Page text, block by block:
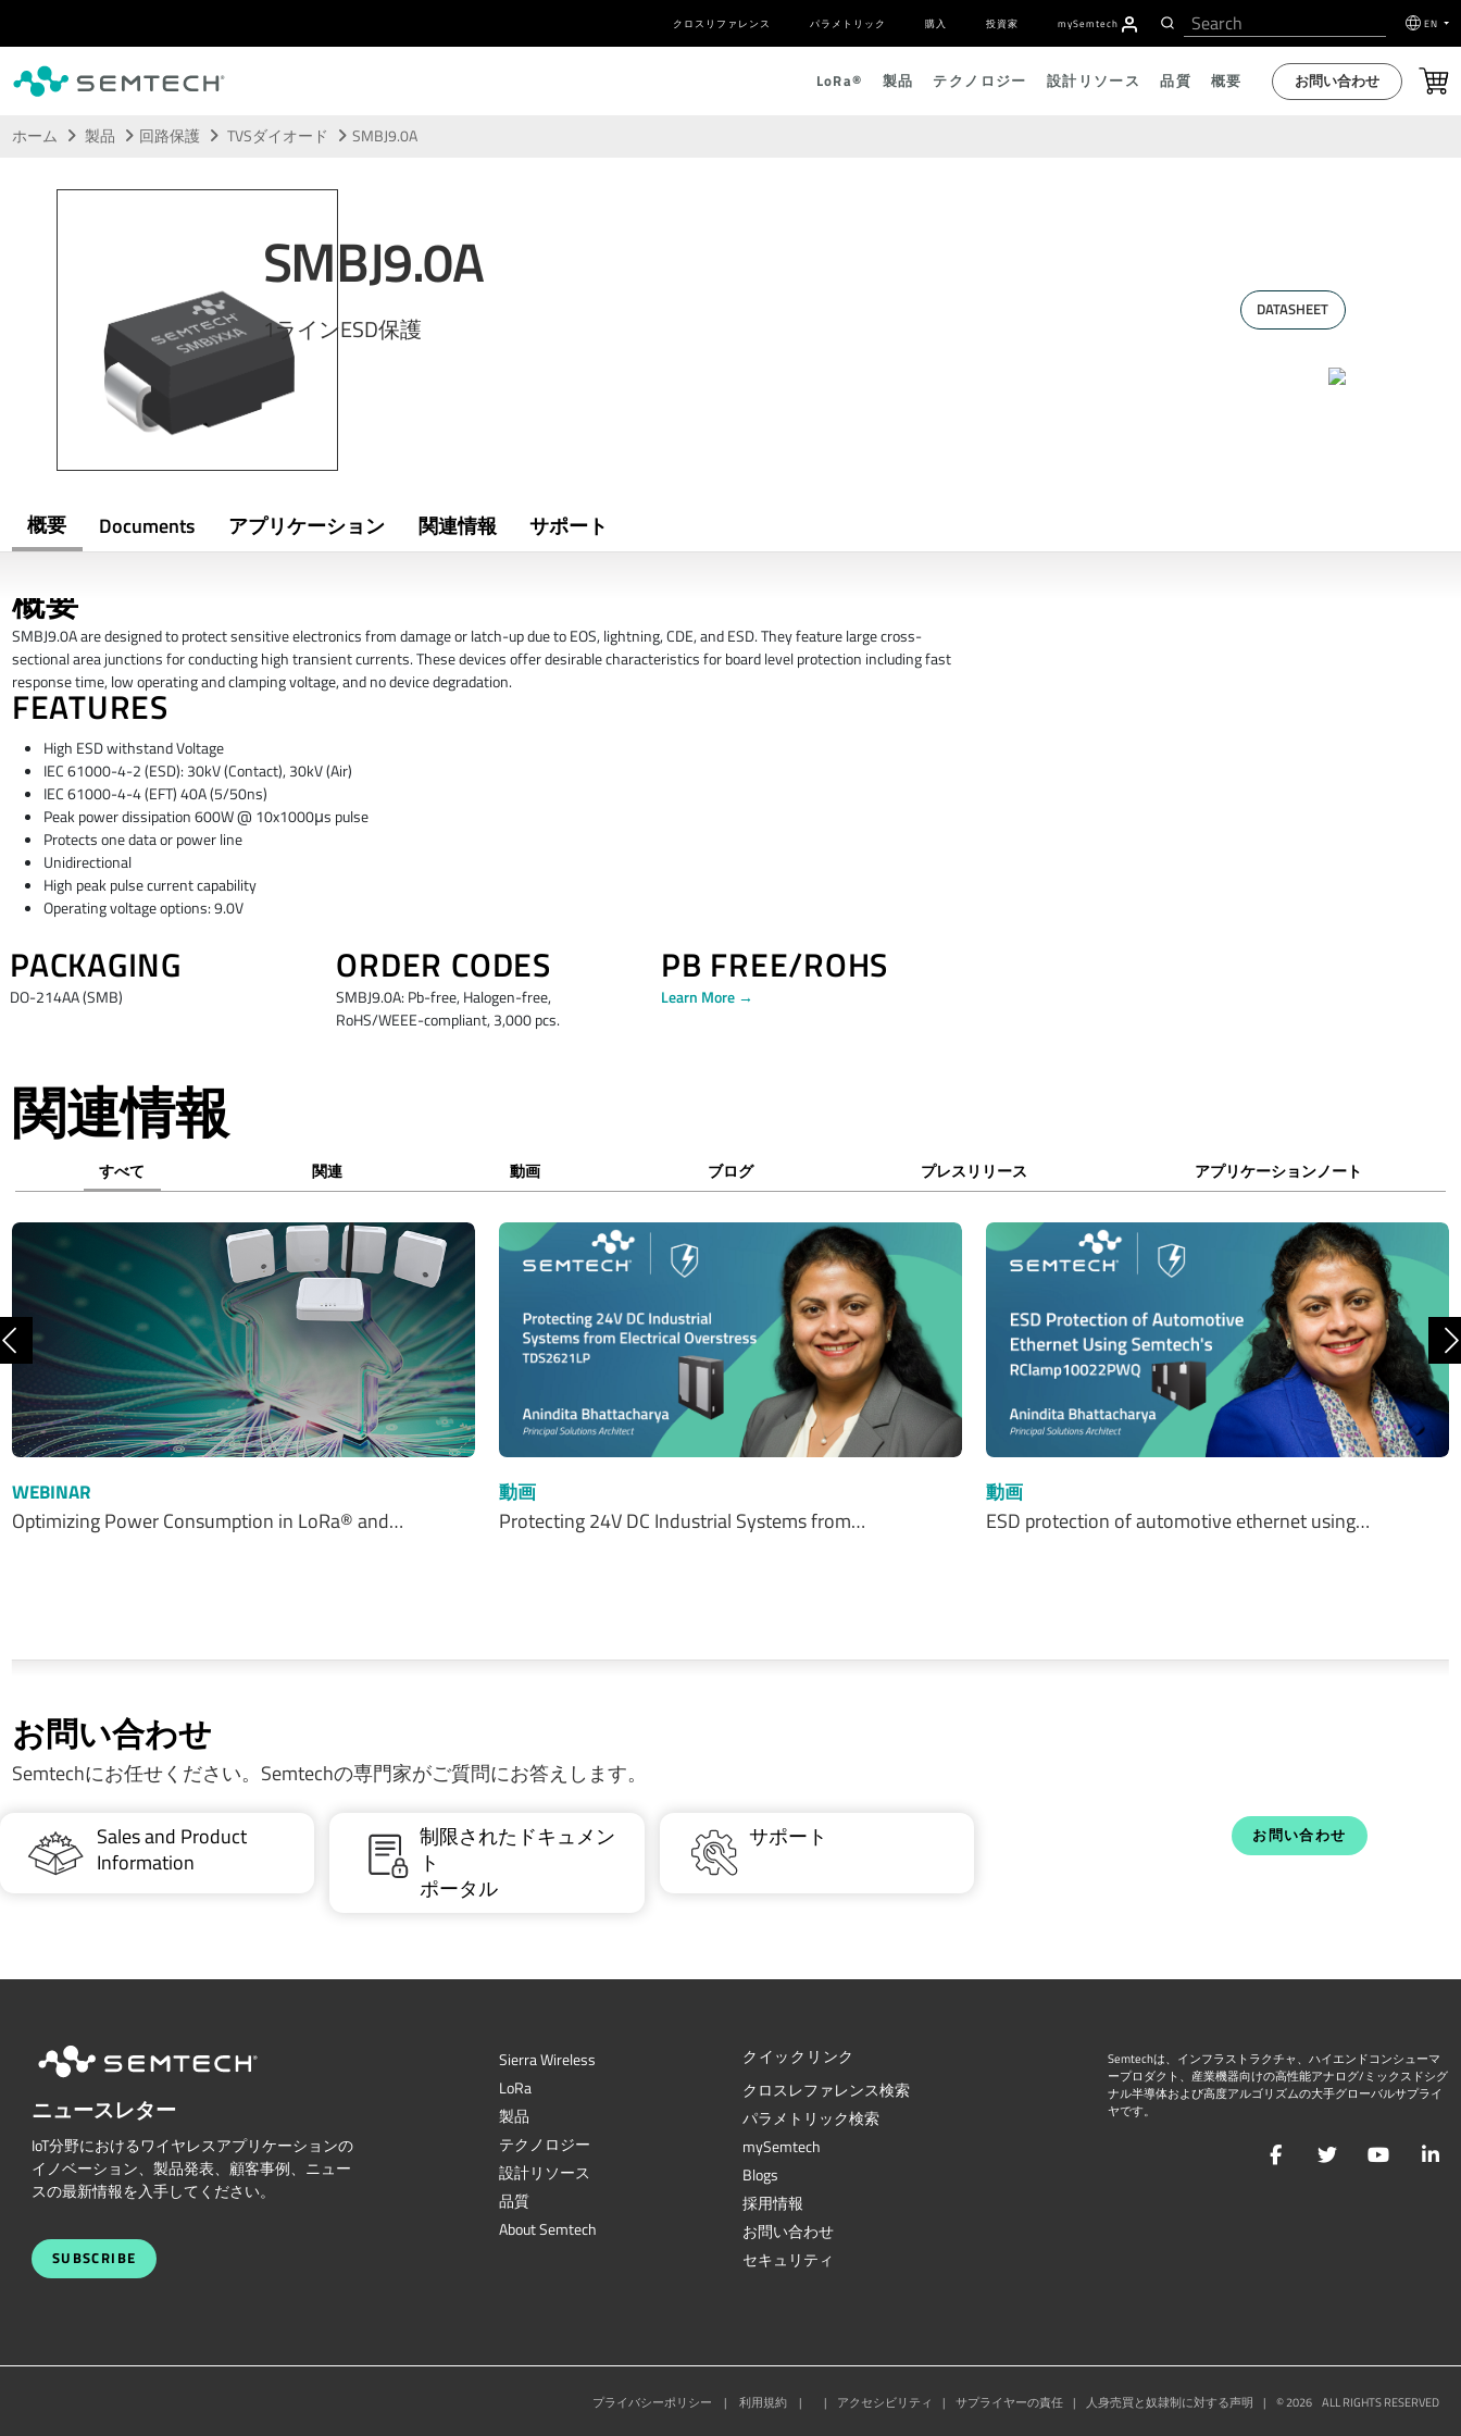
メインコンテンツにスキップ
クロスリファレンス パラメトリック 購入 投資家 mySemtech EN
LoRa® 製品 テクノロジー 設計リソース 品質 概要 お問い合わせ
ホーム 製品 回路保護 TVSダイオード SMBJ9.0A
SMBJ9.0A
1ラインESD保護
DATASHEET
概要 Documents アプリケーション 関連情報 サポート
概要
SMBJ9.0A are designed to protect sensitive electronics from damage or latch-up due to EOS, lightning, CDE, and ESD. They feature large cross-
sectional area junctions for conducting high transient currents. These devices offer desirable characteristics for board level protection including fast
response time, low operating and clamping voltage, and no device degradation.
FEATURES
High ESD withstand Voltage
IEC 61000-4-2 (ESD): 30kV (Contact), 30kV (Air)
IEC 61000-4-4 (EFT) 40A (5/50ns)
Peak power dissipation 600W @ 10x1000μs pulse
Protects one data or power line
Unidirectional
High peak pulse current capability
Operating voltage options: 9.0V
PACKAGING
DO-214AA (SMB)
ORDER CODES
SMBJ9.0A: Pb-free, Halogen-free,
RoHS/WEEE-compliant, 3,000 pcs.
PB FREE/ROHS
Learn More →
関連情報
すべて 関連 動画 ブログ プレスリリース アプリケーションノート
WEBINAR
Optimizing Power Consumption in LoRa® and…
動画
Protecting 24V DC Industrial Systems from…
動画
ESD protection of automotive ethernet using…
前へ
お問い合わせ
Semtechにお任せください。Semtechの専門家がご質問にお答えします。
Sales and Product
Information
制限されたドキュメン
ト
ポータル
サポート お問い合わせ
ニュースレター
IoT分野におけるワイヤレスアプリケーションの
イノベーション、製品発表、顧客事例、ニュー
スの最新情報を入手してください。
SUBSCRIBE
Sierra Wireless
LoRa
製品
テクノロジー
設計リソース
品質
About Semtech
クイックリンク
クロスレファレンス検索
パラメトリック検索
mySemtech
Blogs
採用情報
お問い合わせ
セキュリティ
Semtechは、インフラストラクチャ、ハイエンドコンシューマ
ープロダクト、産業機器向けの高性能アナログ/ミックスドシグ
ナル半導体および高度アルゴリズムの大手グローバルサプライ
ヤです。
FacebookTwitter
プライバシーポリシー | 利用規約 | | アクセシビリティ | サプライヤーの責任 | 人身売買と奴隷制に対する声明 | ©2026 ALL RIGHTS RESERVED